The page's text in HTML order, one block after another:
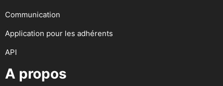
Communication
Application pour les adhérents
API
A propos